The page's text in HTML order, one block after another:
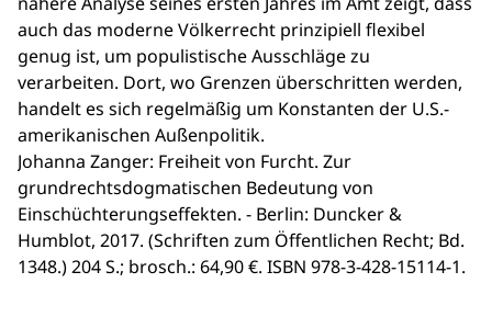
auch das moderne Völkerrecht prinzipiell flexibel
genug ist, um populistische Ausschläge zu
verarbeiten. Dort, wo Grenzen überschritten werden,
handelt es sich regelmäßig um Konstanten der U.S.-
amerikanischen Außenpolitik.
Johanna Zanger: Freiheit von Furcht. Zur
grundrechtsdogmatischen Bedeutung von
Einschüchterungseffekten. - Berlin: Duncker &
Humblot, 2017. (Schriften zum Öffentlichen Recht; Bd.
1348.) 204 S.; brosch.: 64,90 €. ISBN 978-3-428-15114-1.